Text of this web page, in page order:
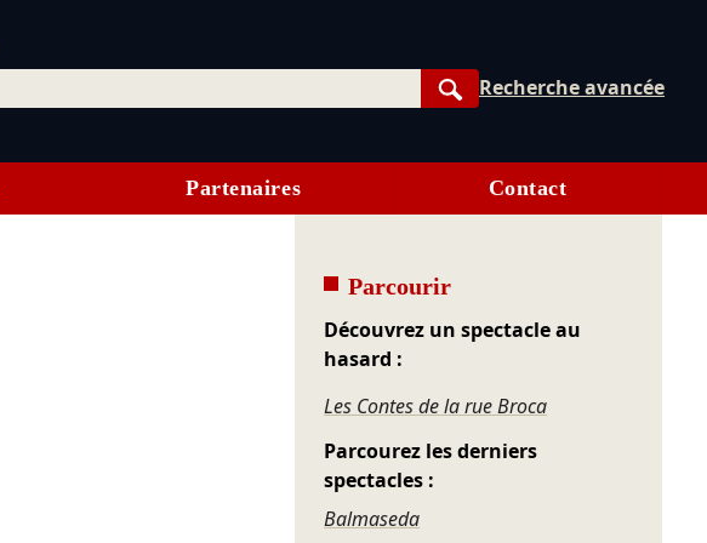
Rechercher
Recherche avancée
Partenaires Contact
Parcourir
Découvrez un spectacle au
hasard :
Les Contes de la rue Broca
Parcourez les derniers
spectacles :
Balmaseda